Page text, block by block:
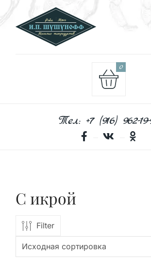
0
Тел: +7 (916) 962-
С икрой
Filter